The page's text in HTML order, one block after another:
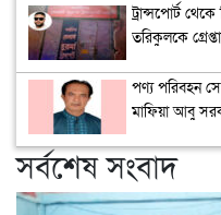
ট্রান্সপোর্ট
তরিকুলকে
পণ্য পরিবহন
মাফিয়া আবু
সর্বশেষ সংবাদ